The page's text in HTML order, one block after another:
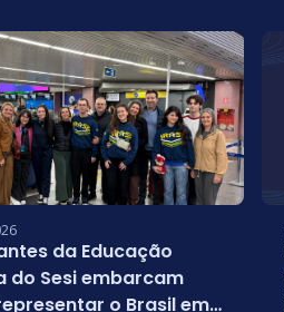
da Educação
do Sesi embarcam
o Brasil em